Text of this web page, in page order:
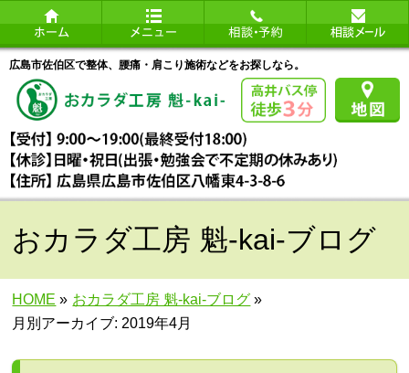
広島市佐伯区で整体、腰痛・肩こり施術などをお探しなら。
おカラダ工房 魁-kai-ブログ
HOME » おカラダ工房 魁-kai-ブログ »
月別アーカイブ: 2019年4月